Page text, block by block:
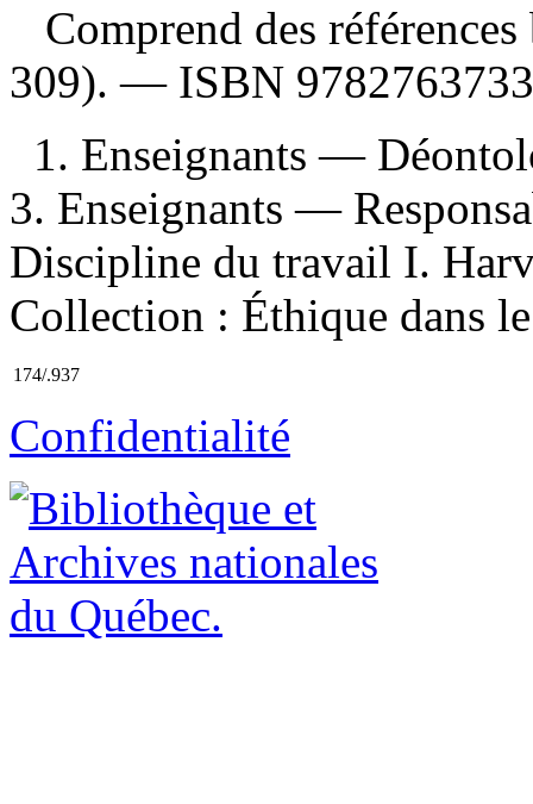
Comprend des
309). — ISBN
1. Enseignants —
3. Enseignants —
Discipline du travail I.
Collection : Éthique dans
174/.937
Confidentialité